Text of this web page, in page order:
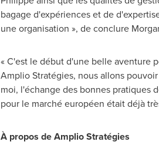
bagage d'expériences et de
une organisation », de conclure
« C'est le début d'une belle aventure
Amplio Stratégies, nous allons
moi, l'échange des bonnes pratiques
pour le marché européen était déjà
À propos de Amplio Stratégies